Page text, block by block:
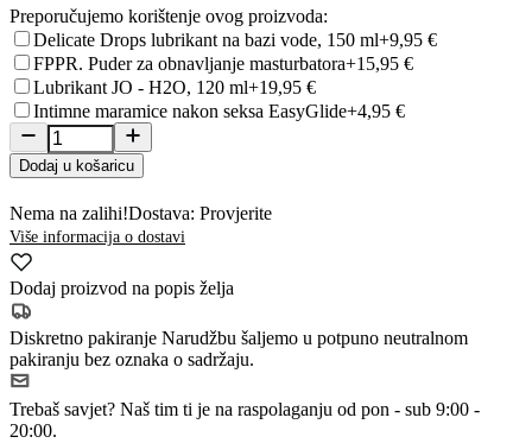
Preporučujemo korištenje ovog proizvoda:
Delicate Drops lubrikant na bazi vode, 150 ml+9,95 €
FPPR. Puder za obnavljanje masturbatora+15,95 €
Lubrikant JO - H2O, 120 ml+19,95 €
Intimne maramice nakon seksa EasyGlide+4,95 €
Dodaj u košaricu
Nema na zalihi!Dostava: Provjerite
Više informacija o dostavi
Dodaj proizvod na popis želja
Diskretno pakiranje Narudžbu šaljemo u potpuno neutralnom
pakiranju bez oznaka o sadržaju.
Trebaš savjet? Naš tim ti je na raspolaganju od pon - sub 9:00 -
20:00.